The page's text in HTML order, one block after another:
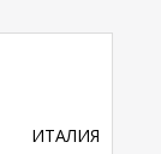
ИТАЛИЯ